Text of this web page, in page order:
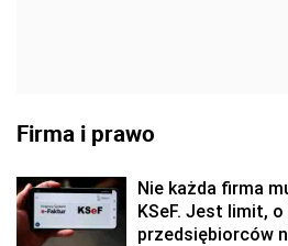
Firma i prawo
Nie każda firma
KSeF. Jest limit,
przedsiębiorców